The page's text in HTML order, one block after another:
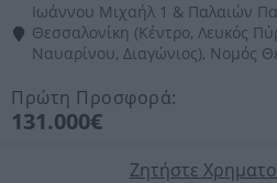
Ιωάννου Μιχαήλ 1 & Παλαιών
Θεσσαλονίκη (Κέντρο, Λευκός
Ναυαρίνου, Διαγώνιος), Νομός
Πρώτη Προσφορά:
131.000€
Ζητήστε